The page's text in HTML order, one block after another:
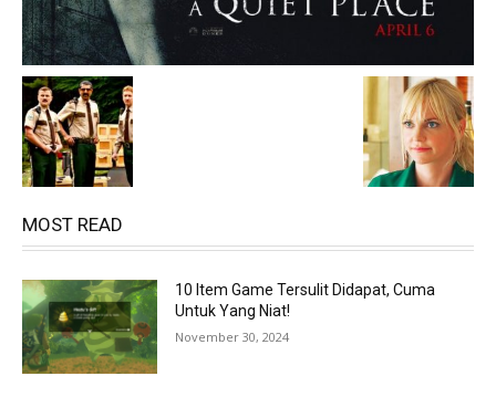
MOST READ
10 Item Game Tersulit Didapat, Cuma
Untuk Yang Niat!
November 30, 2024